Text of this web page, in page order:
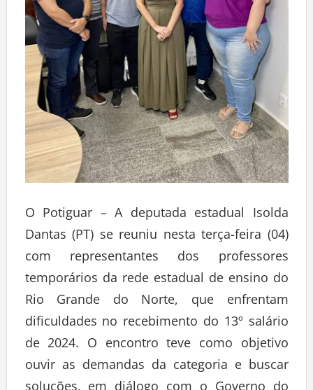
O Potiguar – A deputada estadual Isolda
Dantas (PT) se reuniu nesta terça-feira (04)
com representantes dos professores
temporários da rede estadual de ensino do
Rio Grande do Norte, que enfrentam
dificuldades no recebimento do 13º salário
de 2024. O encontro teve como objetivo
ouvir as demandas da categoria e buscar